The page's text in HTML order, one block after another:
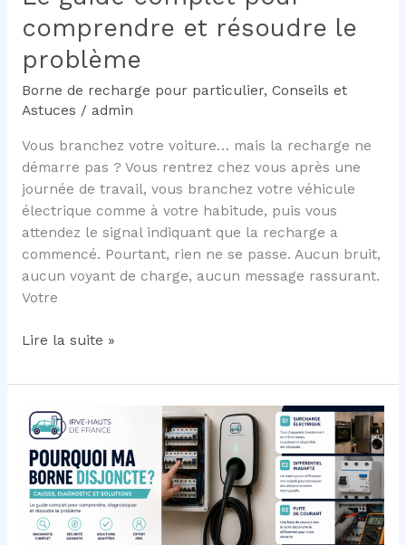
recharge
comprendre et résoudre le
problème
Borne de recharge pour particulier, Conseils et
Astuces / admin
Vous branchez votre voiture… mais la recharge ne
démarre pas ? Vous rentrez chez vous après une
journée de travail, vous branchez votre véhicule
électrique comme à votre habitude, puis vous
attendez le signal indiquant que la recharge a
commencé. Pourtant, rien ne se passe. Aucun bruit,
aucun voyant de charge, aucun message rassurant.
Votre
Pourquoi
voiture
ne
recharge
plus
Le
guide
Lire la suite »